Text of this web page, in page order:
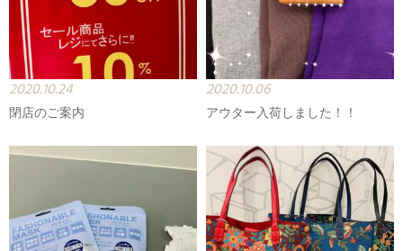
2020.10.24
閉店のご案内
2020.10.06
アウター入荷しました！！